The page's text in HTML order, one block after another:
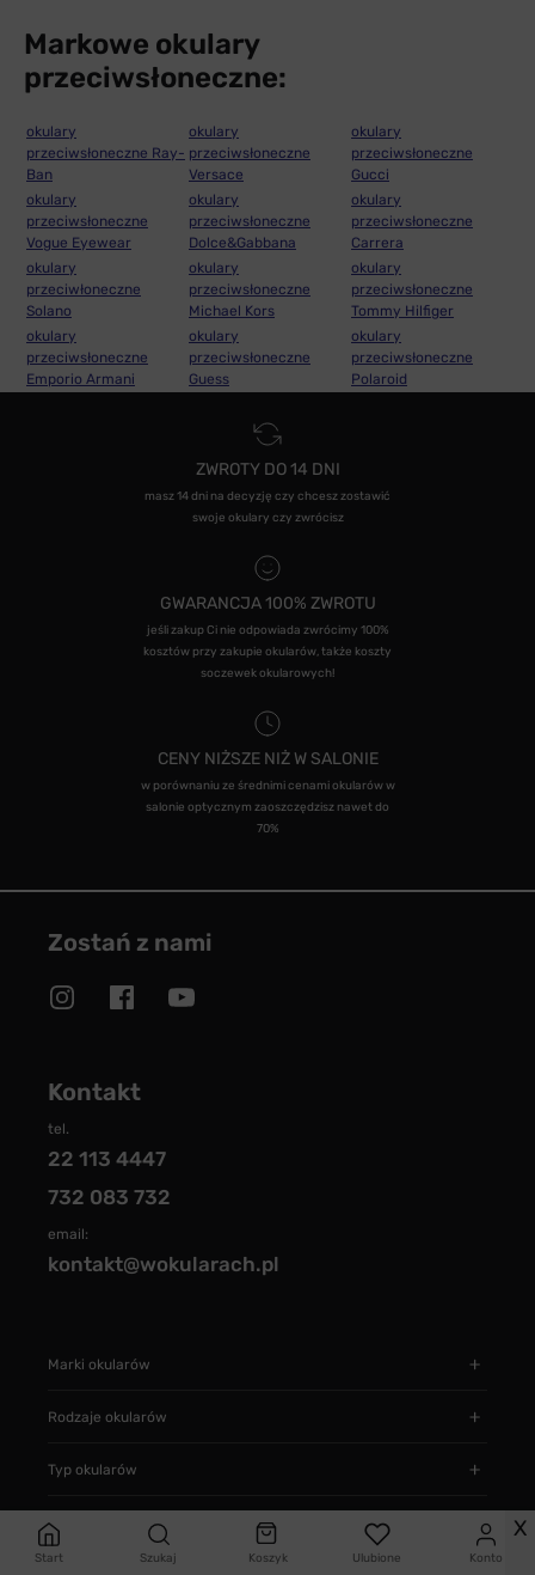
Start Szukaj Koszyk Ulubione Konto
Markowe okulary
przeciwsłoneczne:
okulary
przeciwsłoneczne Ray-
Ban
okulary
przeciwsłoneczne
Versace
okulary
przeciwsłoneczne
Gucci
okulary
przeciwsłoneczne
Vogue Eyewear
okulary
przeciwsłoneczne
Dolce&Gabbana
okulary
przeciwsłoneczne
Carrera
okulary
przeciwłoneczne
Solano
okulary
przeciwsłoneczne
Michael Kors
okulary
przeciwsłoneczne
Tommy Hilfiger
okulary
przeciwsłoneczne
Emporio Armani
okulary
przeciwsłoneczne
Guess
okulary
przeciwsłoneczne
Polaroid
ZWROTY DO 14 DNI
masz 14 dni na decyzję czy chcesz zostawić
swoje okulary czy zwrócisz
GWARANCJA 100% ZWROTU
jeśli zakup Ci nie odpowiada zwrócimy 100%
kosztów przy zakupie okularów, także koszty
soczewek okularowych!
CENY NIŻSZE NIŻ W SALONIE
w porównaniu ze średnimi cenami okularów w
salonie optycznym zaoszczędzisz nawet do
70%
Zostań z nami
Kontakt
tel.
22 113 4447
732 083 732
email:
kontakt@wokularach.pl
Marki okularów
Rodzaje okularów
Typ okularów
Informacje X